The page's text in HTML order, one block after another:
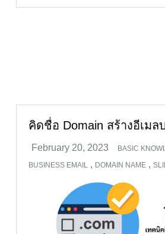
คิดชื่อ Domain สร้างอีเมล
BASIC
BUSINESS EMAIL , DOMAIN NAME ,